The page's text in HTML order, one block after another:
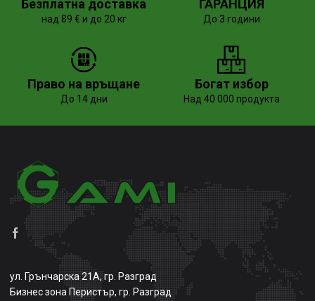
Безплатна доставка
над 89 € и до 20 кг
ГАРАНЦИЯ
До 3 години
Право на връщане
До 14 дни
Богат избор
Над 40 000 продукта
ул. Грънчарска 21А, гр. Разград
Бизнес зона Перистър, гр. Разград